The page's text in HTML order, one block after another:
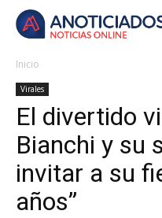
Inicio
Virales
El divertido
Bianchi y su
invitar a su
años”